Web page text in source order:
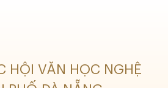
HỘI VĂN HỌC NGHỆ